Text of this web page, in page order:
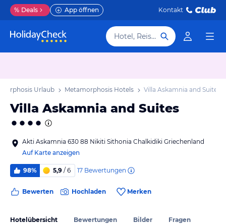
% Deals App öffnen Kontakt
Hotel, Reiseziel
Urlaub Metamorphosis Hotels Villa Askamnia and Suites
Villa Askamnia and Suites
Akti Askamnia 630 88 Nikiti Sithonia Chalkidiki Griechenland
Auf Karte anzeigen
98% 5,9 / 6 17 Bewertungen
Bewerten Hochladen Merken
Hotelübersicht Bewertungen Bilder Fragen